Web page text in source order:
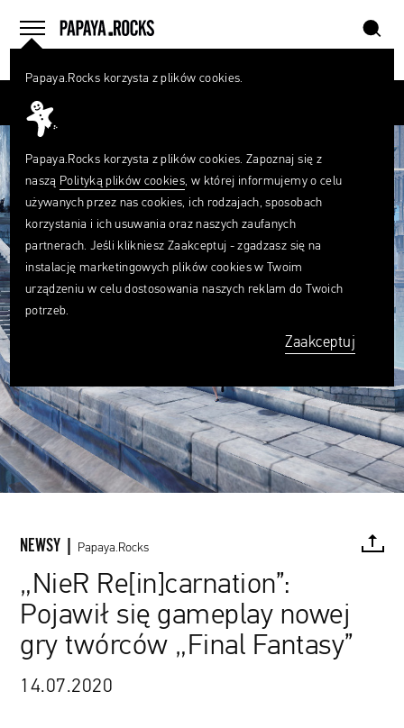
menu
home szukaj
NEWSY | Papaya.Rocks
„NieR Re[in]carnation”:
Pojawił się gameplay nowej
gry twórców „Final Fantasy”
14.07.2020
FACEBOOK TWITTER PINTEREST MAIL
Papaya.Rocks korzysta z plików cookies.
Papaya.Rocks korzysta z plików cookies. Zapoznaj się z
naszą Polityką plików cookies, w której informujemy o celu
używanych przez nas cookies, ich rodzajach, sposobach
korzystania i ich usuwania oraz naszych zaufanych
partnerach. Jeśli klikniesz Zaakceptuj - zgadzasz się na
instalację marketingowych plików cookies w Twoim
urządzeniu w celu dostosowania naszych reklam do Twoich
potrzeb.
Zaakceptuj
Czego
szukasz?